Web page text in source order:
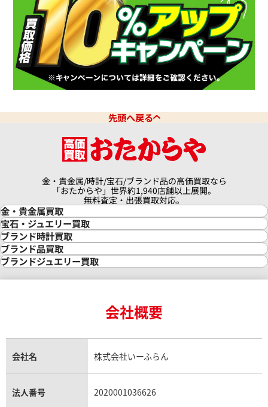
リップ ゴンドーロ セラータ
200R-001
日時点の参考買取価格です
パテック フィリップ ゴンド
4972G-001
参考買取価格
※2024年9月27日時点の参考
リップ ゴンドーロ ジェンマ
日時点の参考買取価格です
パテック フィリップ ゴンド
4981R-001 ホワイト
価格はお問い合わせください
先頭へ戻る
金・貴金属/時計/宝石/ブランド品の高価買取なら
「おたからや」世界約1,940店舗以上展開。
無料査定・出張買取対応。
金・貴金属買取
金買取
金の相場価格情報
金の参考買取価格一覧
インゴット買取
インゴットの相場価格情報
24金買取
金貨買取
貴金属買取
銀・シルバー買取
パラジウム買取
宝石・ジュエリー買取
宝石・ジュエリー買取
ダイヤモンド買取
ダイヤモンド・宝石の参考価格一覧
リング・結婚指輪買取
エメラルド買取
トパーズ買取
タンザナイト買取
キャッツアイ買取
ブランド時計買取
時計買取
ロレックス買取
ロレックス デイトナ買取
ロレックス サブマリーナー買取
ロレックス エクスプローラー買取
ロレックス デイトジャスト買取
パテック フィリップノーチラス買取
ヴァシュロン・コンスタンタン買取
ブランド品買取
ブランド買取
シャネル マトラッセ買取
セリーヌ買取
ブランドジュエリー買取
ヴァンクリーフ＆アーペル買取
ショーメ買取
ダミアーニ買取
会社概要
会社名 株式会社いーふらん
法人番号 2020001036626